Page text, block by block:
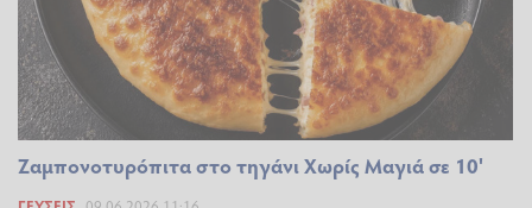
Ζαμπονοτυρόπιτα στο τηγάνι Χωρίς Μαγιά σε 10'